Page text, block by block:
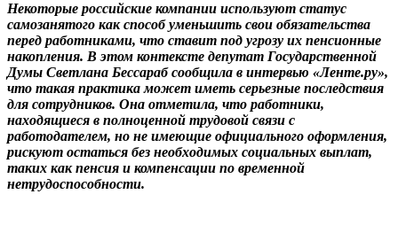
Некоторые российские компании используют статус
самозанятого как способ уменьшить свои обязательства
перед работниками, что ставит под угрозу их пенсионные
накопления. В этом контексте депутат Государственной
Думы Светлана Бессараб сообщила в интервью «Ленте.ру»,
что такая практика может иметь серьезные последствия
для сотрудников. Она отметила, что работники,
находящиеся в полноценной трудовой связи с
работодателем, но не имеющие официального оформления,
рискуют остаться без необходимых социальных выплат,
таких как пенсия и компенсации по временной
нетрудоспособности.